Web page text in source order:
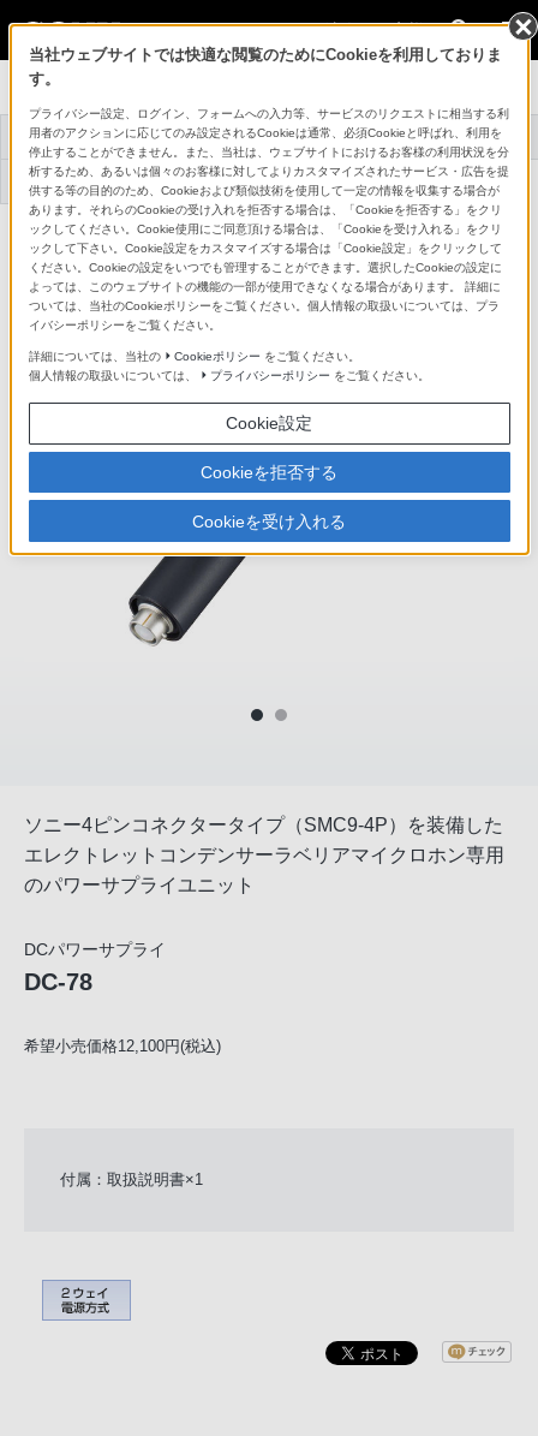
法人のお客様
プロオーディオ
トップ 商品一覧 アクセサリー 事例紹介
機器アップデート
ファームウェア
サポート・お問い合
わせ
DCパワーサプライ
DC-78
詳細メニュー
ソニー4ピンコネクタータイプ（SMC9-4P）を装備した
エレクトレットコンデンサーラベリアマイクロホン専用
のパワーサプライユニット
DCパワーサプライ
DC-78
希望小売価格12,100円(税込)
付属：取扱説明書×1
当社ウェブサイトでは快適な閲覧のためにCookieを利用しておりま
す。
プライバシー設定、ログイン、フォームへの入力等、サービスのリクエストに相当する利
用者のアクションに応じてのみ設定されるCookieは通常、必須Cookieと呼ばれ、利用を
停止することができません。また、当社は、ウェブサイトにおけるお客様の利用状況を分
析するため、あるいは個々のお客様に対してよりカスタマイズされたサービス・広告を提
供する等の目的のため、Cookieおよび類似技術を使用して一定の情報を収集する場合が
あります。それらのCookieの受け入れを拒否する場合は、「Cookieを拒否する」をクリ
ックしてください。Cookie使用にご同意頂ける場合は、「Cookieを受け入れる」をクリ
ックして下さい。Cookie設定をカスタマイズする場合は「Cookie設定」をクリックして
ください。Cookieの設定をいつでも管理することができます。選択したCookieの設定に
よっては、このウェブサイトの機能の一部が使用できなくなる場合があります。 詳細に
ついては、当社のCookieポリシーをご覧ください。個人情報の取扱いについては、プラ
イバシーポリシーをご覧ください。
詳細については、当社の Cookieポリシー をご覧ください。
個人情報の取扱いについては、
プライバシーポリシー をご覧ください。
Cookie設定
Cookieを拒否する
Cookieを受け入れる